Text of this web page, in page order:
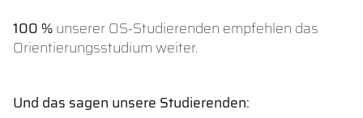
100 %unserer OS-Studierenden empfehlen das
Orientierungsstudium weiter.
Und das sagen unsere Studierenden: